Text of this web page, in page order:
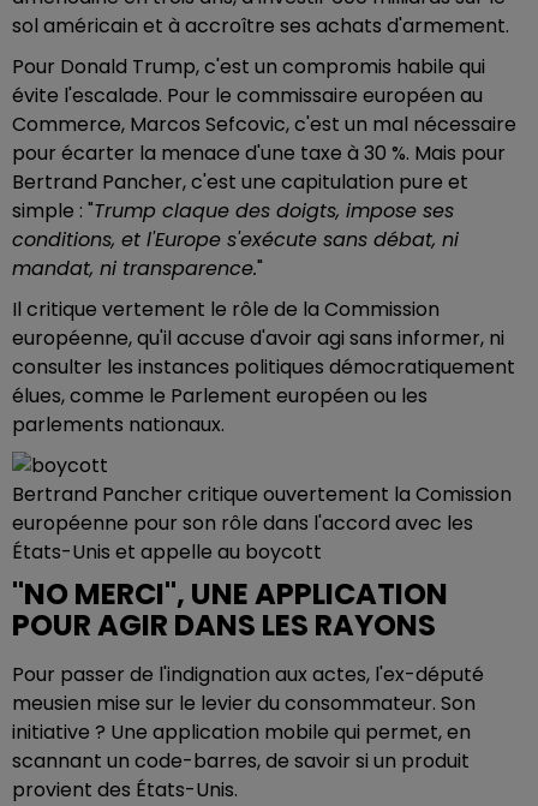
sol américain et à accroître ses achats d'armement.
Pour Donald Trump, c'est un compromis habile qui
évite l'escalade. Pour le commissaire européen au
Commerce, Marcos Sefcovic, c'est un mal nécessaire
pour écarter la menace d'une taxe à 30 %. Mais pour
Bertrand Pancher, c'est une capitulation pure et
simple : "Trump claque des doigts, impose ses
conditions, et l'Europe s'exécute sans débat, ni
mandat, ni transparence."
Il critique vertement le rôle de la Commission
européenne, qu'il accuse d'avoir agi sans informer, ni
consulter les instances politiques démocratiquement
élues, comme le Parlement européen ou les
parlements nationaux.
Bertrand Pancher critique ouvertement la Comission
européenne pour son rôle dans l'accord avec les
États-Unis et appelle au boycott
"NO MERCI", UNE APPLICATION
POUR AGIR DANS LES RAYONS
Pour passer de l'indignation aux actes, l'ex-député
meusien mise sur le levier du consommateur. Son
initiative ? Une application mobile qui permet, en
scannant un code-barres, de savoir si un produit
provient des États-Unis.